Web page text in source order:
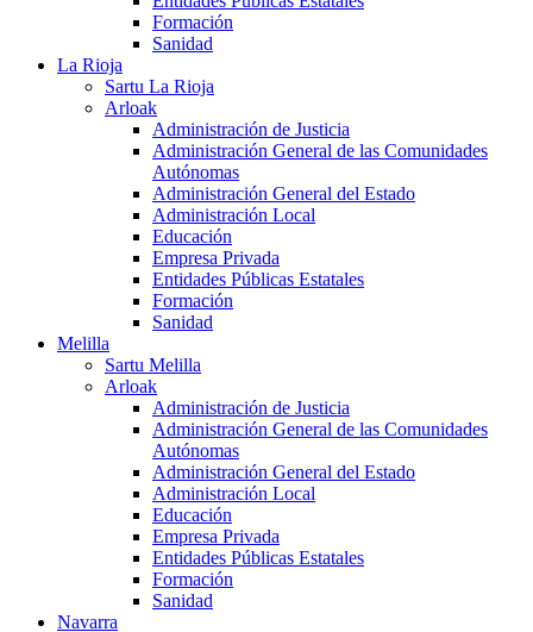
Formación
Sanidad
La Rioja
Sartu La Rioja
Arloak
Administración de Justicia
Administración General de las Comunidades
Autónomas
Administración General del Estado
Administración Local
Educación
Empresa Privada
Entidades Públicas Estatales
Formación
Sanidad
Melilla
Sartu Melilla
Arloak
Administración de Justicia
Administración General de las Comunidades
Autónomas
Administración General del Estado
Administración Local
Educación
Empresa Privada
Entidades Públicas Estatales
Formación
Sanidad
Navarra